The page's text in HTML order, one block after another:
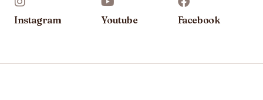
Instagram Youtube Facebook